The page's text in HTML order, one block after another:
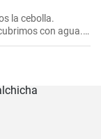
la cebolla.
con agua.
las verduras,